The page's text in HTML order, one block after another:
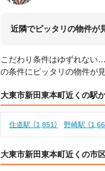
近隣でピッタリの物件が
こだわり条件はゆずれない
の条件にピッタリの物件が
大東市新田東本町近くの駅
住道駅 （1,851） 野崎駅 （
大東市新田東本町近くの市